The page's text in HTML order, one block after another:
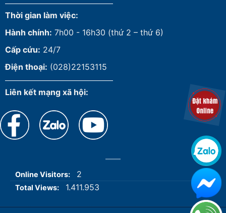
Thời gian làm việc:
Hành chính: 7h00 - 16h30 (thứ 2 – thứ 6)
Cấp cứu: 24/7
Điện thoại: (028)22153115
Liên kết mạng xã hội:
Online Visitors: 2
Total Views: 1.411.953